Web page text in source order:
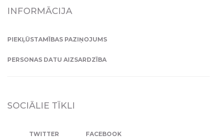
INFORMĀCIJA
PIEKĻŪSTAMĪBAS PAZIŅOJUMS
PERSONAS DATU AIZSARDZĪBA
SOCIĀLIE TĪKLI
TWITTER FACEBOOK